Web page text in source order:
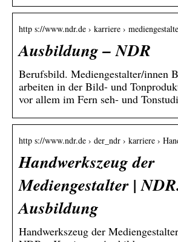
http s://www.ndr.de › karriere ›
Ausbildung – NDR
Berufsbild. Mediengestalter/innen
arbeiten in der Bild- und
vor allem im Fern seh- und
http s://www.ndr.de › der_ndr › karriere ›
Handwerkszeug der
Mediengestalter |
Ausbildung
Handwerkszeug der